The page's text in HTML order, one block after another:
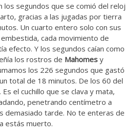
los segundos que se comió del reloj
gracias a las jugadas por tierra
Un cuarto entero solo con sus
cada movimiento de
efecto. Y los segundos caían como
los rostros de Mahomes y
los 226 segundos que gastó
total de 18 minutos. De los 60 del
el cuchillo que se clava y mata,
penetrando centímetro a
demasiado tarde. No te enteras de
estás muerto.